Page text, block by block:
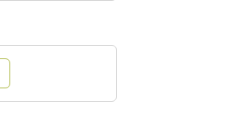
a
a
a